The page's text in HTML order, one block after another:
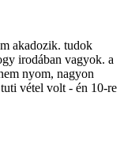
akadozik. tudok
irodában vagyok. a
nyom, nagyon
vétel volt - én 10-re